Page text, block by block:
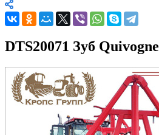
DTS20071 Зуб Quivogne